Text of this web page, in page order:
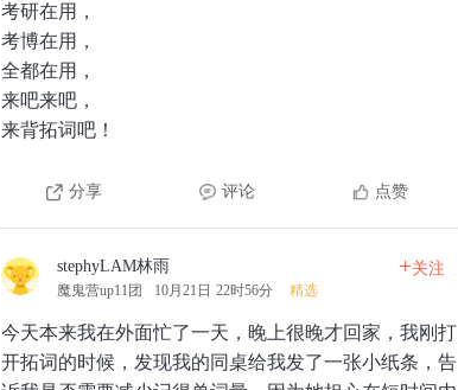
考研在用，
考博在用，
全都在用，
来吧来吧，
来背拓词吧！
分享 评论 点赞
stephyLAM林雨
魔鬼营up11团 10月21日 22时56分 精选
+关注
今天本来我在外面忙了一天，晚上很晚才回家，我刚打
开拓词的时候，发现我的同桌给我发了一张小纸条，告